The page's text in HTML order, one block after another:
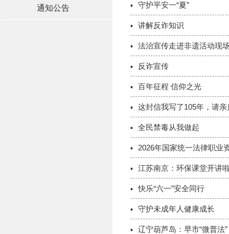
通知公告 守护平安一“夏”
讲解反诈知识
法治宣传走进非遗活动现
反诈宣传
百年征程 信仰之光
这封信我写了105年，请
全民禁毒从我做起
2026年国家统一法律职业
江苏南京：环保课堂开讲
快乐“六一”安全同行
守护未成年人健康成长
辽宁葫芦岛：早市“微普法”